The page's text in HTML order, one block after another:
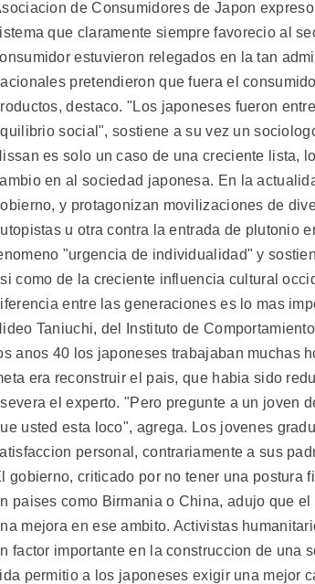
de Consumidores de Japon
que claramente siempre favorecio al
estuvieron relegados en la tan
pretendieron que fuera el
destaco. "Los japoneses fueron
social", sostiene a su vez un
es solo un caso de una creciente lista,
en al sociedad japonesa. En la
y protagonizan movilizaciones de
u otra contra la entrada de plutonio
"urgencia de individualidad" y
como de la creciente influencia cultural
entre las generaciones es lo mas
Taniuchi, del Instituto de
anos 40 los japoneses trabajaban muchas
era reconstruir el pais, que habia sido
el experto. "Pero pregunte a un joven
usted esta loco", agrega. Los jovenes
personal, contrariamente a sus
gobierno, criticado por no tener una postura
paises como Birmania o China, adujo que
mejora en ese ambito. Activistas
factor importante en la construccion de una
permitio a los japoneses exigir una mejor